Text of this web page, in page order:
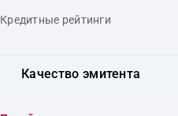
Кредитные рейтинги
Качество эмитента